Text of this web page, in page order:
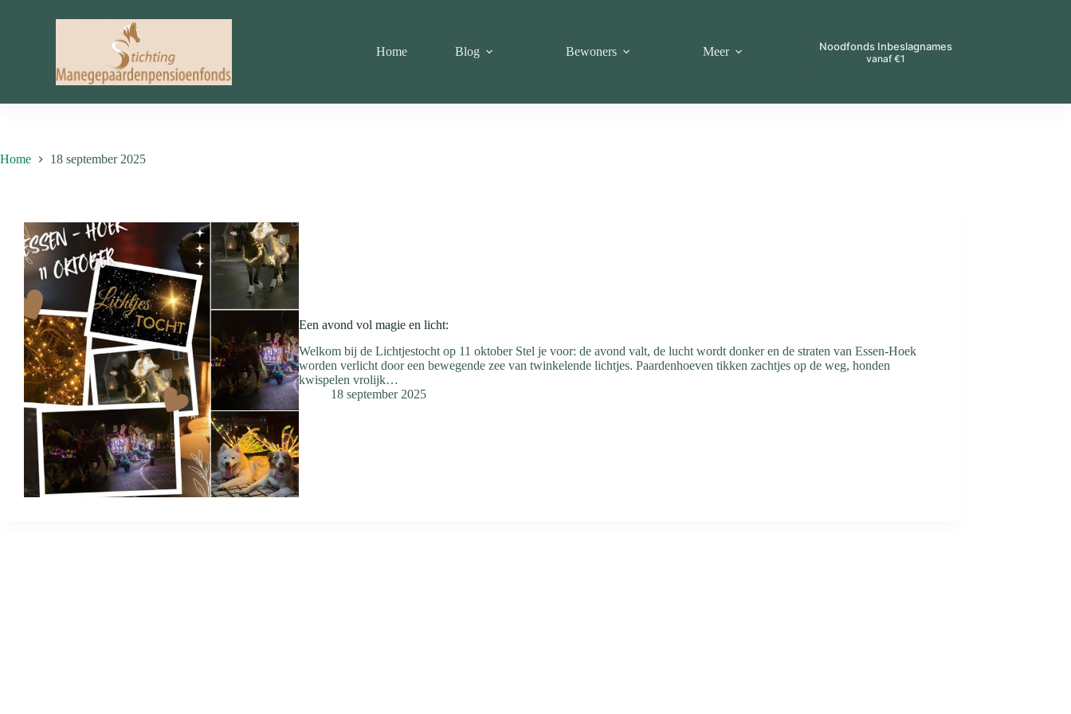
Home Blog Bewoners Meer Noodfonds Inbeslagnames
vanaf €1
Home 18 september 2025
Een avond vol magie en licht:
Welkom bij de Lichtjestocht op 11 oktober Stel je voor: de avond valt, de lucht wordt donker en de straten van Essen-Hoek
worden verlicht door een bewegende zee van twinkelende lichtjes. Paardenhoeven tikken zachtjes op de weg, honden
kwispelen vrolijk…
18 september 2025